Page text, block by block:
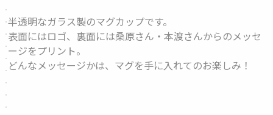
半透明なガラス製のマグカップです。
表面にはロゴ、裏面には桑原さん・本渡さんからのメッセ
ージをプリント。
どんなメッセージかは、マグを手に入れてのお楽しみ！